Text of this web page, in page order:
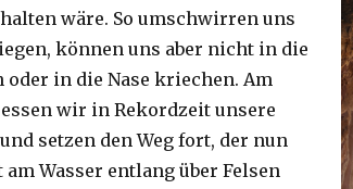
wäre. So umschwirren uns
können uns aber nicht in die
oder in die Nase kriechen. Am
wir in Rekordzeit unsere
und setzen den Weg fort, der nun
Wasser entlang über Felsen